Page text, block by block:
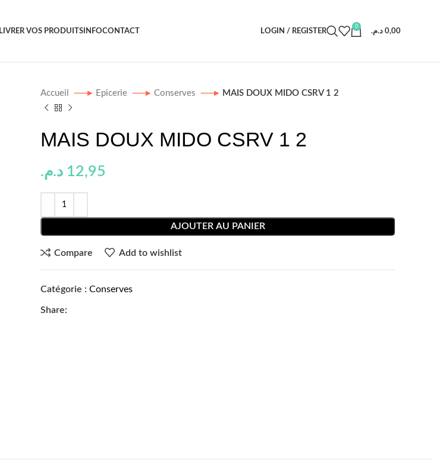
LIVRER VOS PRODUITS INFOCONTACT LOGIN / REGISTER
0
0,00 د.م.
Accueil Epicerie Conserves MAIS DOUX MIDO CSRV 1 2
MAIS DOUX MIDO CSRV 1 2
12,95 د.م.
AJOUTER AU PANIER
Compare Add to wishlist
Catégorie : Conserves
Share: